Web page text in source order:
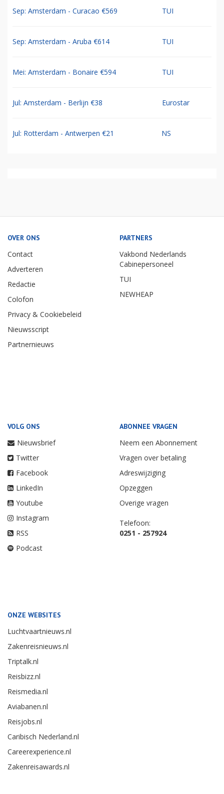
Sep: Amsterdam - Curacao €569 TUI
Sep: Amsterdam - Aruba €614 TUI
Mei: Amsterdam - Bonaire €594 TUI
Jul: Amsterdam - Berlijn €38 Eurostar
Jul: Rotterdam - Antwerpen €21 NS
OVER ONS
Contact
Adverteren
Redactie
Colofon
Privacy & Cookiebeleid
Nieuwsscript
Partnernieuws
PARTNERS
Vakbond Nederlands
Cabinepersoneel
TUI
NEWHEAP
VOLG ONS
Nieuwsbrief
Twitter
Facebook
LinkedIn
Youtube
Instagram
RSS
Podcast
ABONNEE VRAGEN
Neem een Abonnement
Vragen over betaling
Adreswijziging
Opzeggen
Overige vragen
Telefoon:
0251 - 257924
ONZE WEBSITES
Luchtvaartnieuws.nl
Zakenreisnieuws.nl
Triptalk.nl
Reisbizz.nl
Reismedia.nl
Aviabanen.nl
Reisjobs.nl
Caribisch Nederland.nl
Careerexperience.nl
Zakenreisawards.nl